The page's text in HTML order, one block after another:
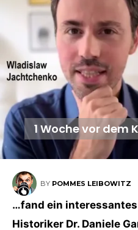
1 Woche vor dem
BY POMMES LEIBOWITZ
…fand ein
Historiker Dr. Daniele